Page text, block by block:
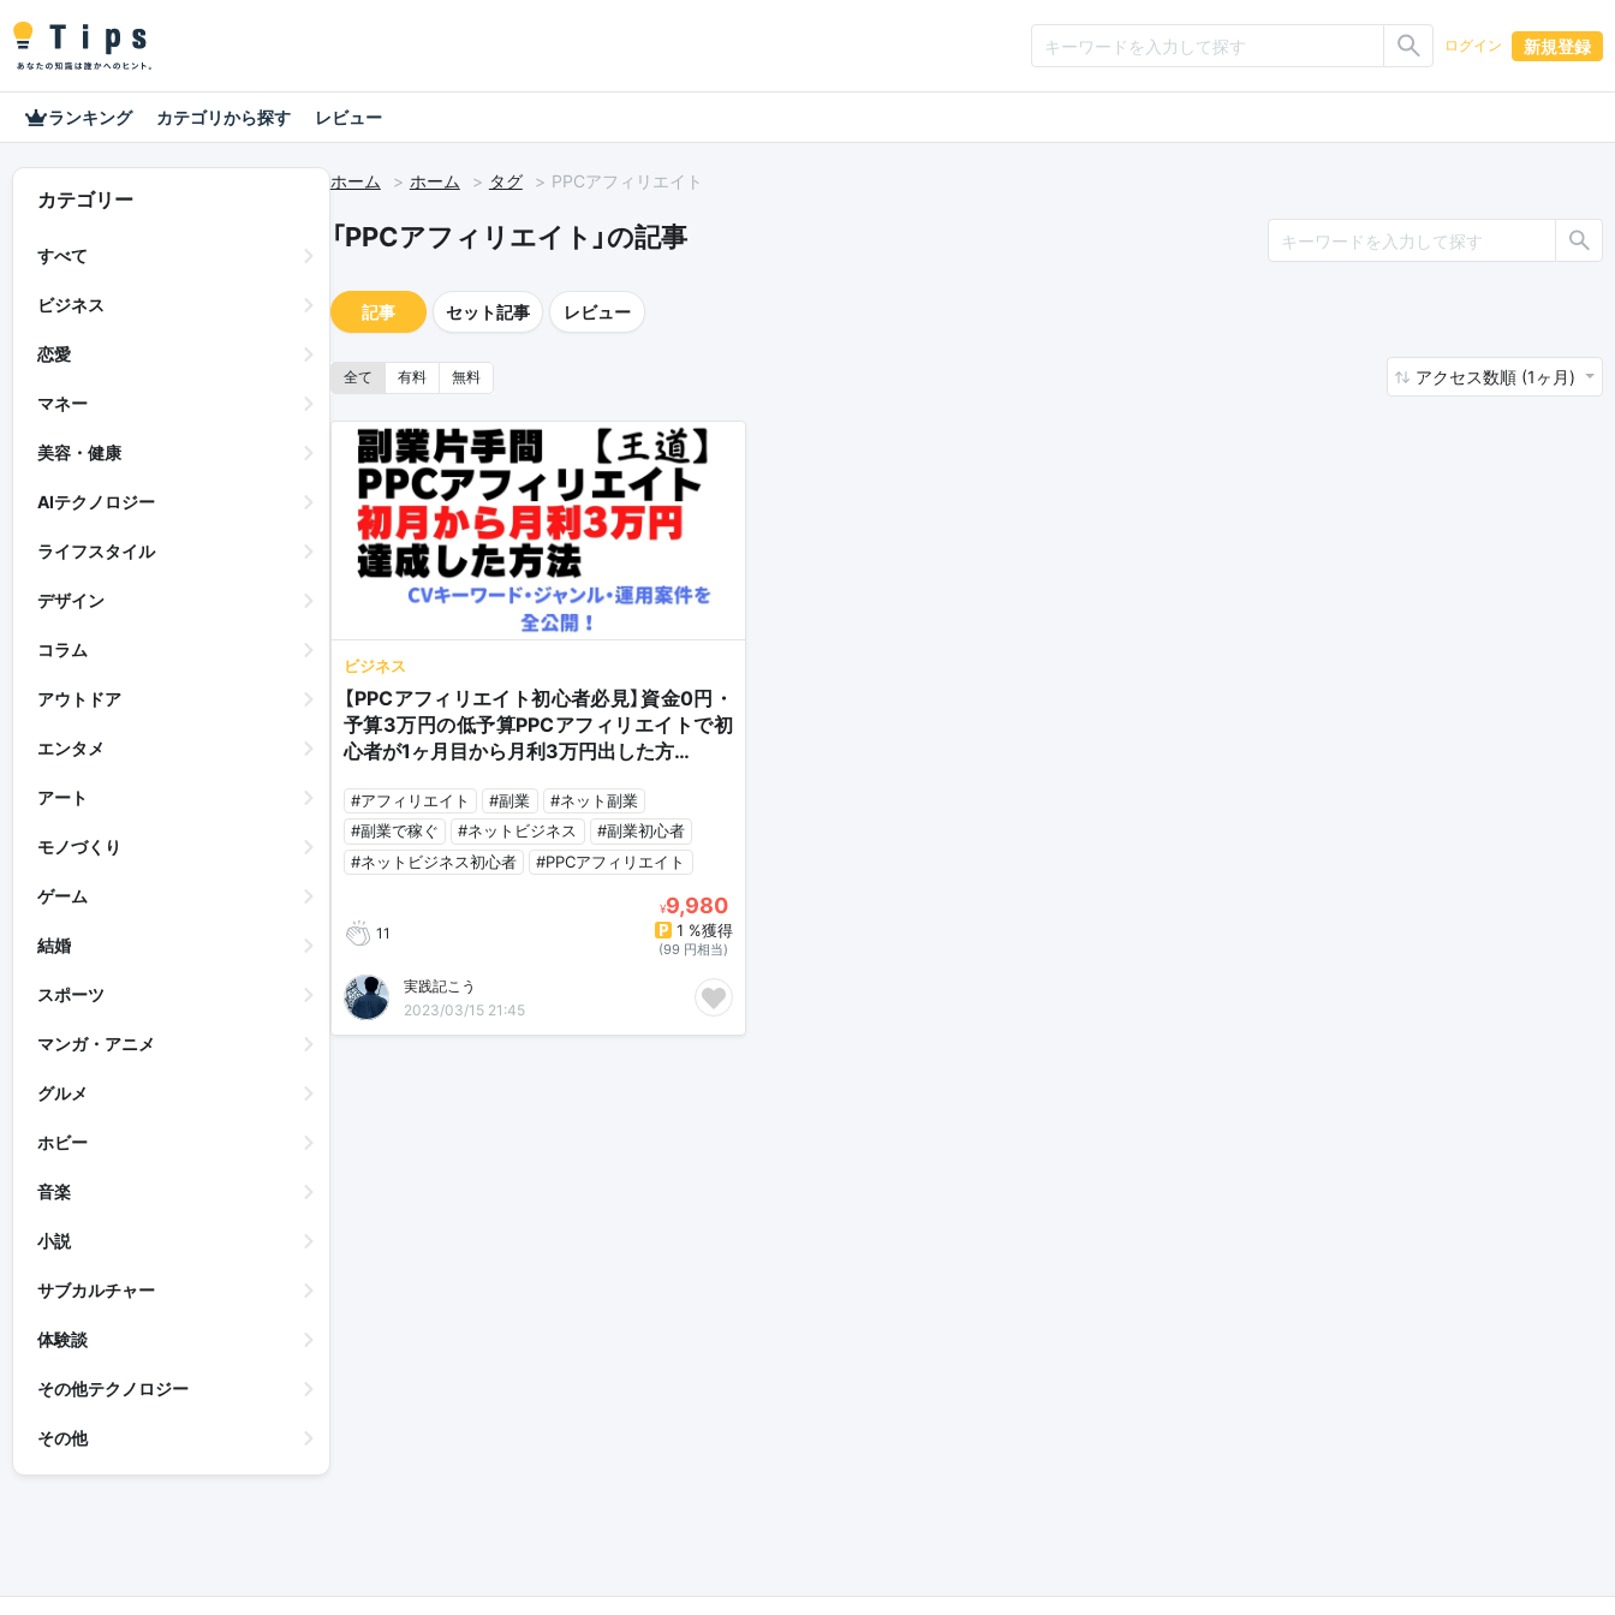
ログイン 新規登録
ランキング カテゴリから探す レビュー
カテゴリー
すべて
ビジネス
恋愛
マネー
美容・健康
AIテクノロジー
ライフスタイル
デザイン
コラム
アウトドア
エンタメ
アート
モノづくり
ゲーム
結婚
スポーツ
マンガ・アニメ
グルメ
ホビー
音楽
小説
サブカルチャー
体験談
その他テクノロジー
その他
ホーム ホーム タグ PPCアフィリエイト
「PPCアフィリエイト」の記事
記事 セット記事 レビュー
全て 有料 無料 アクセス数順 (1ヶ月)
ビジネス
【PPCアフィリエイト初心者必見】資金0円・
予算3万円の低予算PPCアフィリエイトで初
心者が1ヶ月目から月利3万円出した方…
#アフィリエイト #副業
#ネット副業
#副業で稼ぐ
#ネットビジネス
#副業初心者
#ネットビジネス初心者
#PPCアフィリエイト
11
¥9,980
1 %獲得
(99 円相当)
実践記こう
2023/03/15 21:45